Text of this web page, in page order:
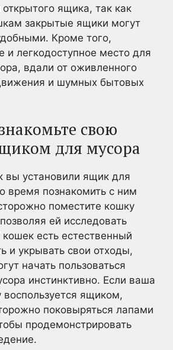
открытого ящика, так как
закрытые ящики могут
Кроме того,
и легкодоступное место для
вдали от оживленного
и шумных бытовых
свою
для мусора
вы установили ящик для
время познакомить с ним
поместите кошку
ей исследовать
кошек есть естественный
и укрывать свои отходы,
начать пользоваться
инстинктивно. Если ваша
воспользуется ящиком,
поковыряться лапами
продемонстрировать